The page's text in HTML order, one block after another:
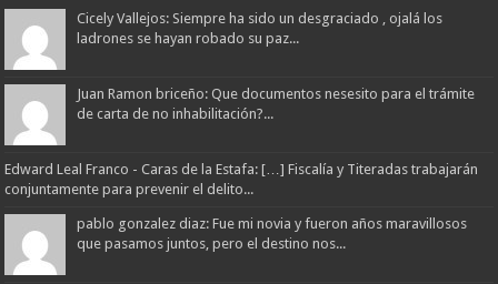
Cicely Vallejos: Siempre ha sido un desgraciado , ojalá los
ladrones se hayan robado su paz...
Juan Ramon briceño: Que documentos nesesito para el trámite
de carta de no inhabilitación?...
Edward Leal Franco - Caras de la Estafa: […] Fiscalía y Titeradas trabajarán
conjuntamente para prevenir el delito...
pablo gonzalez diaz: Fue mi novia y fueron años maravillosos
que pasamos juntos, pero el destino nos...